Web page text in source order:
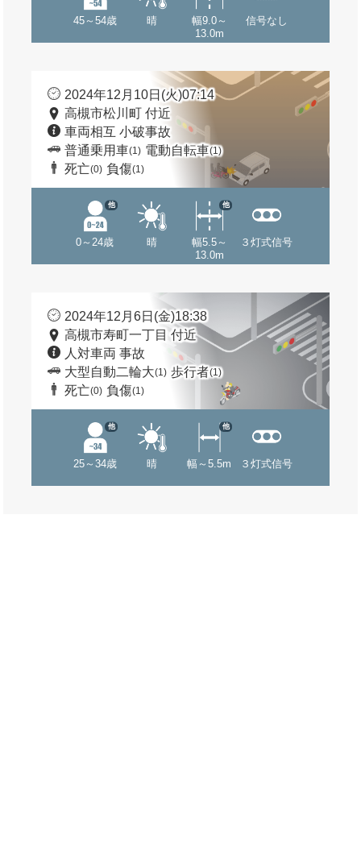
45～54歳 晴
幅9.0～
13.0m
信号なし
2024年12月10日(火)07:14
高槻市松川町 付近
車両相互 小破事故
普通乗用車(1) 電動自転車(1)
死亡(0) 負傷(1)
0～24歳
他
晴
幅5.5～
13.0m
他
３灯式信号
2024年12月6日(金)18:38
高槻市寿町一丁目 付近
人対車両 事故
大型自動二輪大(1) 歩行者(1)
死亡(0) 負傷(1)
25～34歳
他
晴 幅～5.5m
他
３灯式信号